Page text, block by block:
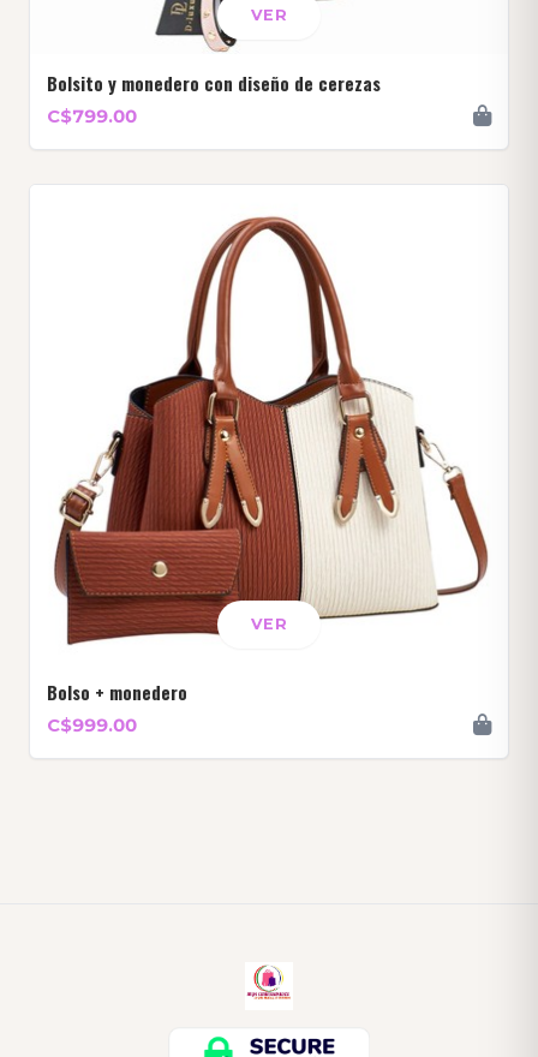
VER
Bolsito y monedero con diseño de cerezas
C$799.00
VER
Bolso + monedero
C$999.00